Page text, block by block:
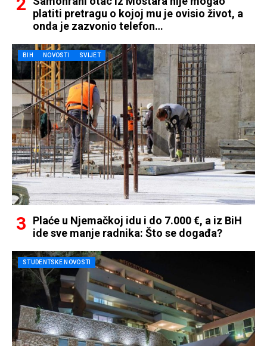
platiti pretragu o kojoj mu je ovisio život, a
onda je zazvonio telefon…
BIH NOVOSTI SVIJET
Plaće u Njemačkoj idu i do 7.000 €, a iz BiH
ide sve manje radnika: Što se događa?
STUDENTSKE NOVOSTI